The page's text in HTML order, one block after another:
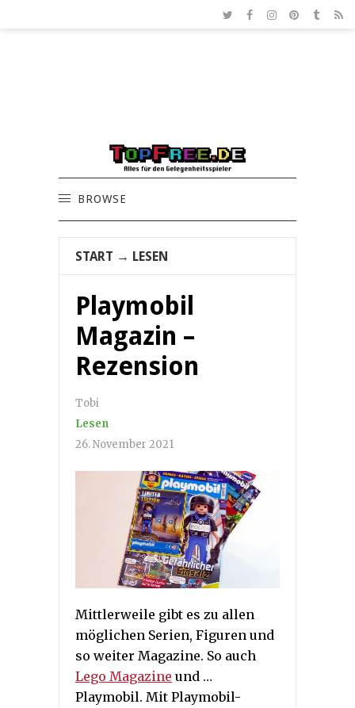
BROWSE
START → LESEN
Playmobil
Magazin –
Rezension
Tobi
Lesen
26. November 2021
Mittlerweile gibt es zu allen
möglichen Serien, Figuren und
so weiter Magazine. So auch
Lego Magazine und …
Playmobil. Mit Playmobil-